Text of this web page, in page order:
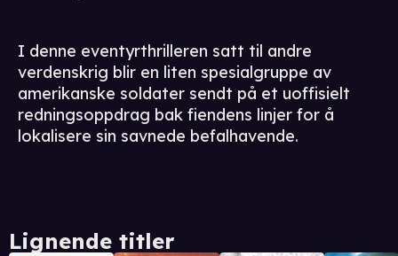
I denne eventyrthrilleren satt til andre
verdenskrig blir en liten spesialgruppe av
amerikanske soldater sendt på et uoffisielt
redningsoppdrag bak fiendens linjer for å
lokalisere sin savnede befalhavende.
Lignende titler